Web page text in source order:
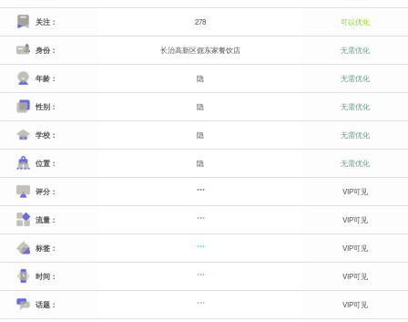
关注： 278 可以优化
身份： 长治高新区倔东家餐饮店 无需优化
年龄： 隐 无需优化
性别： 隐 无需优化
学校： 隐 无需优化
位置： 隐 无需优化
评分： *** VIP可见
流量： *** VIP可见
标签： *** VIP可见
时间： *** VIP可见
话题： *** VIP可见